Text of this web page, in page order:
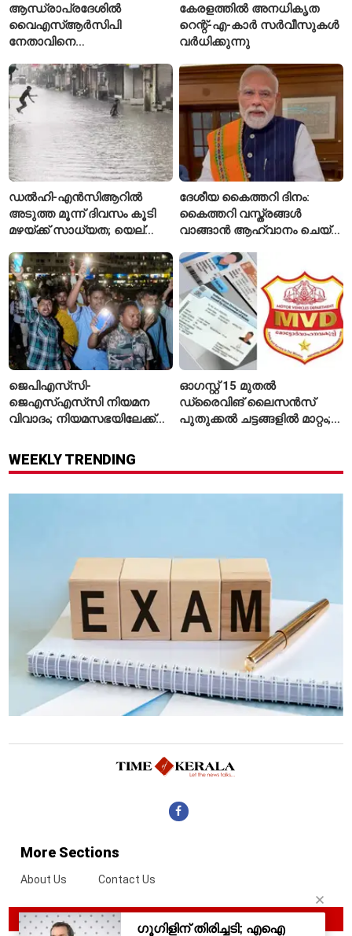
ആന്ധ്രാപ്രദേശിൽ
വൈഎസ്ആർസിപി
നേതാവിനെ
അന്വേഷണം ആരംഭിച്ച്
പൊലീസ്
കേരളത്തിൽ അനധികൃത
റെന്റ്-എ-കാർ സർവീസുകൾ
വർധിക്കുന്നു
ഡൽഹി-എൻസിആറിൽ
അടുത്ത മൂന്ന് ദിവസം കൂടി
മഴയ്ക്ക് സാധ്യത; യെല്ലോ
ഐഎംഡി
ദേശീയ കൈത്തറി ദിനം:
കൈത്തറി വസ്ത്രങ്ങൾ
വാങ്ങാൻ ആഹ്വാനം ചെയ്ത്
ജെപിഎസ്‌സി-
ജെഎസ്എസ്‌സി നിയമന
വിവാദം; നിയമസഭയിലേക്ക്
ഓഗസ്റ്റ് 15 മുതൽ
ഡ്രൈവിങ് ലൈസൻസ്
പുതുക്കൽ ചട്ടങ്ങളിൽ മാറ്റം;
കാര്യങ്ങൾ
WEEKLY TRENDING
More Sections
About Us Contact Us